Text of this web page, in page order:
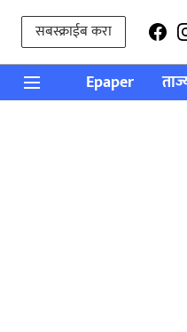
सबस्क्राईब करा
Epaper